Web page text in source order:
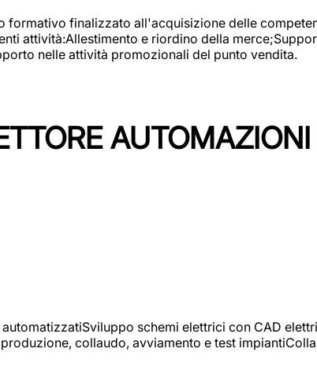
formativo finalizzato all'acquisizione delle
attività:Allestimento e riordino della
nelle attività promozionali del punto vendita.
schemi elettrici con CAD
collaudo, avviamento e test